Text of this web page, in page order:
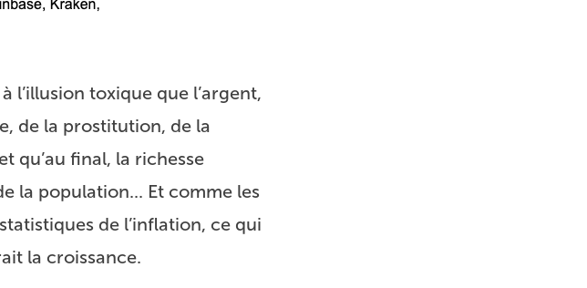
l’illusion toxique que l’argent,
de la prostitution, de la
qu’au final, la richesse
la population... Et comme les
de l’inflation, ce qui
la croissance.